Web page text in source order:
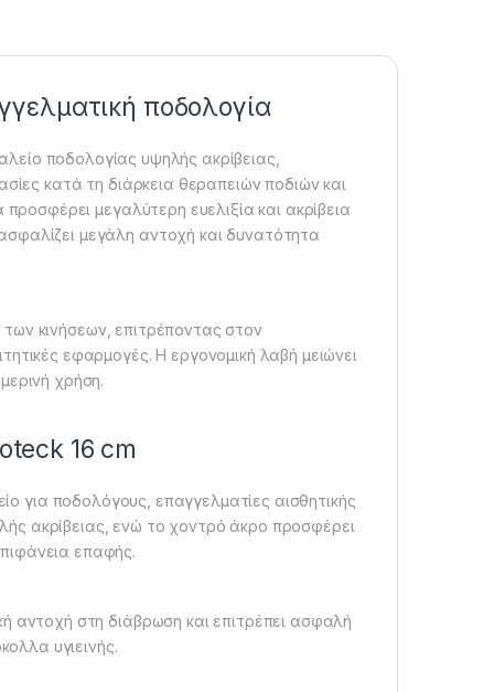
ποδολογία
ποδολογίας υψηλής ακρίβειας,
κατά τη διάρκεια θεραπειών ποδιών και
μεγαλύτερη ευελιξία και ακρίβεια
μεγάλη αντοχή και δυνατότητα
κινήσεων, επιτρέποντας στον
εφαρμογές. Η εργονομική λαβή μειώνει
χρήση.
16 cm
για ποδολόγους, επαγγελματίες αισθητικής
ακρίβειας, ενώ το χοντρό άκρο προσφέρει
επαφής.
αντοχή στη διάβρωση και επιτρέπει ασφαλή
υγιεινής.